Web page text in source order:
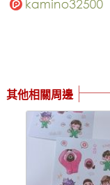
其他相關周邊